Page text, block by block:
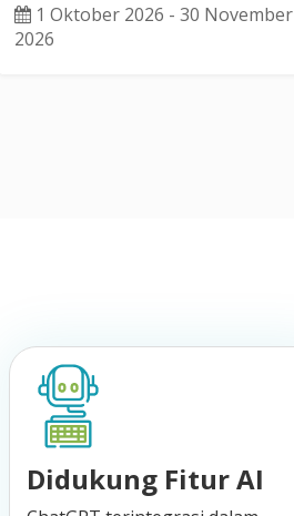
1 Oktober 2026 - 30 November
2026
Didukung Fitur AI